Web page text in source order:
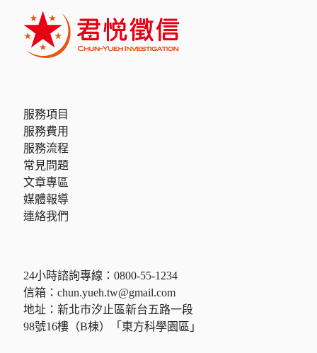
服務項目
服務費用
服務流程
常見問題
文章專區
媒體報導
連絡我們
24小時諮詢專線： 0800-55-1234
信箱： chun.yueh.tw@gmail.com
地址：新北市汐止區新台五路一段
98號16樓（B棟）「東方科學園區」